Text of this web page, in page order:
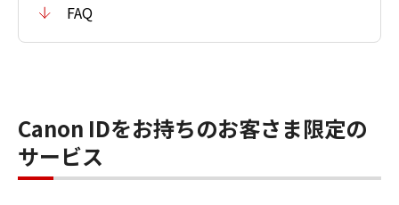
FAQ
Canon IDをお持ちのお客さま限定の
サービス